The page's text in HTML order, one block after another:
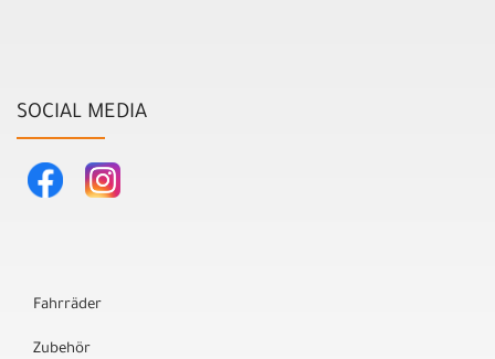
SOCIAL MEDIA
Fahrräder
Zubehör